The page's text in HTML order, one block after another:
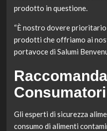
prodotto in questione.
“È nostro dovere
prodotti che offriamo ai
portavoce di Salumi
Consumatori
Gli esperti di sicurezza
consumo di alimenti